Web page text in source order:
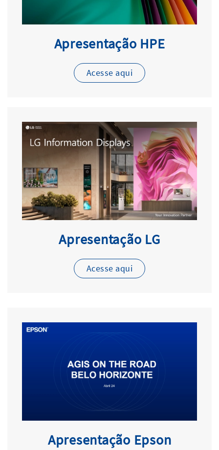
Apresentação HPE
Acesse aqui
Apresentação LG
Acesse aqui
Apresentação Epson